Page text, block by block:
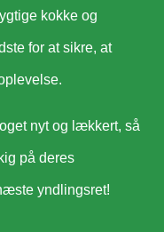
kokke og
for at sikre, at
nyt og lækkert, så
på deres
yndlingsret!